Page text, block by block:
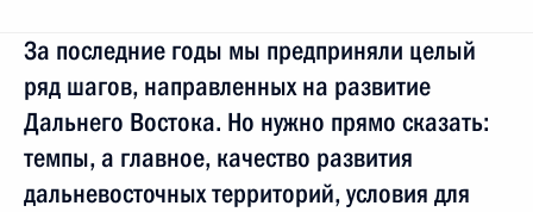
За последние годы мы предприняли целый
ряд шагов, направленных на развитие
Дальнего Востока. Но нужно прямо сказать:
темпы, а главное, качество развития
дальневосточных территорий, условия для